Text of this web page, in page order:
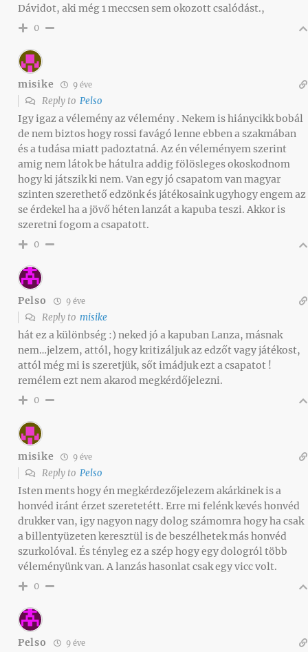
Dávidot, aki még 1 meccsen sem okozott csalódást.,
0
misike 9 éve
Reply to Pelso
Igy igaz a vélemény az vélemény . Nekem is hiánycikk bobál
de nem biztos hogy rossi favágó lenne ebben a szakmában
és a tudása miatt padoztatná. Az én véleményem szerint
amig nem látok be hátulra addig fölösleges okoskodnom
hogy ki játszik ki nem. Van egy jó csapatom van magyar
szinten szerethető edzönk és játékosaink ugyhogy engem az
se érdekel ha a jövő héten lanzát a kapuba teszi. Akkor is
szeretni fogom a csapatott.
0
Pelso 9 éve
Reply to misike
hát ez a különbség :) neked jó a kapuban Lanza, másnak
nem…jelzem, attól, hogy kritizáljuk az edzőt vagy játékost,
attól még mi is szeretjük, sőt imádjuk ezt a csapatot !
remélem ezt nem akarod megkérdőjelezni.
0
misike 9 éve
Reply to Pelso
Isten ments hogy én megkérdezőjelezem akárkinek is a
honvéd iránt érzet szeretetétt. Erre mi felénk kevés honvéd
drukker van, igy nagyon nagy dolog számomra hogy ha csak
a billentyüzeten keresztül is de beszélhetek más honvéd
szurkolóval. És tényleg ez a szép hogy egy dologról több
véleményünk van. A lanzás hasonlat csak egy vicc volt.
0
Pelso 9 éve